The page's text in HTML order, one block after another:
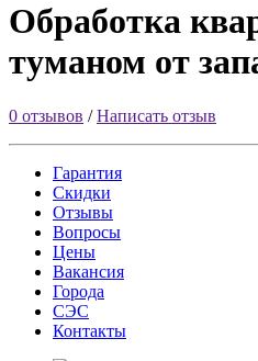
Обработка
туманом от
0 отзывов /Написать отзыв
Гарантия
Скидки
Отзывы
Вопросы
Цены
Вакансия
Города
СЭС
Контакты